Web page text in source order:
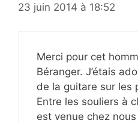
23 juin 2014 à 18:52
Merci pour cet
Béranger. J’étais
de la guitare sur les
Entre les souliers à
est venue chez